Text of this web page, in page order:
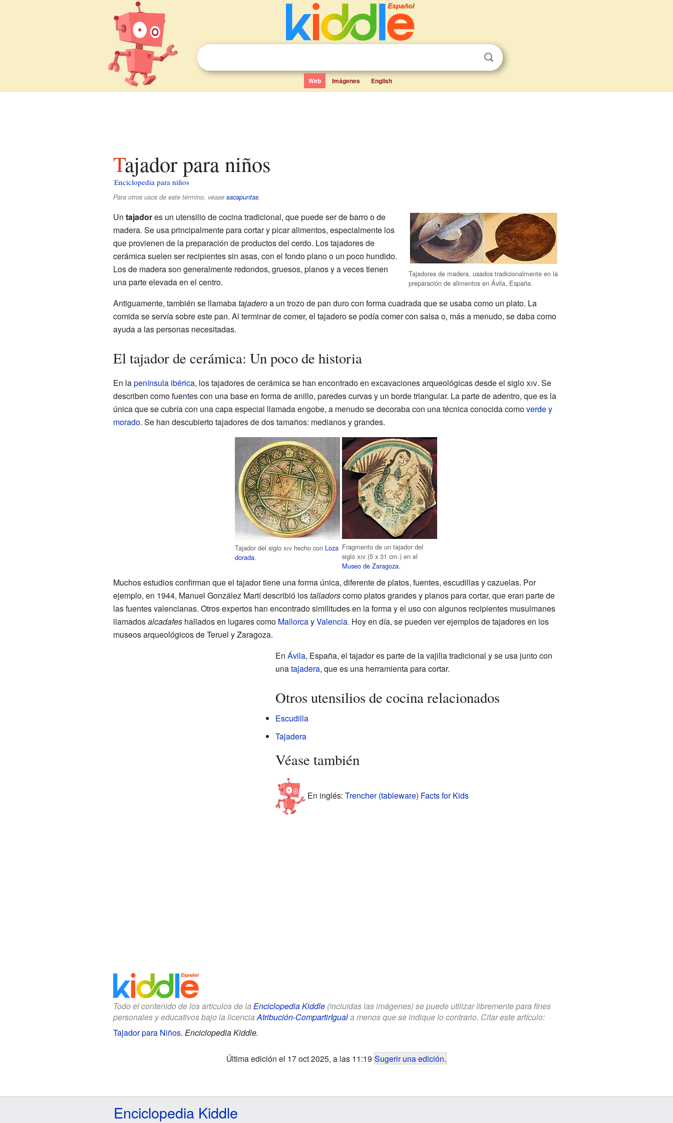
Web Imágenes English
Tajador para niños
Enciclopedia para niños
Para otros usos de este término, véase sacapuntas.
Tajadores de madera, usados tradicionalmente en la
preparación de alimentos en Ávila, España.
Un tajadores un utensilio de cocina tradicional, que puede ser de barro o de
madera. Se usa principalmente para cortar y picar alimentos, especialmente los
que provienen de la preparación de productos del cerdo. Los tajadores de
cerámica suelen ser recipientes sin asas, con el fondo plano o un poco hundido.
Los de madera son generalmente redondos, gruesos, planos y a veces tienen
una parte elevada en el centro.
Antiguamente, también se llamabatajaderoa un trozo de pan duro con forma cuadrada que se usaba como un plato. La
comida se servía sobre este pan. Al terminar de comer, el tajadero se podía comer con salsa o, más a menudo, se daba como
ayuda a las personas necesitadas.
El tajador de cerámica: Un poco de historia
En lapenínsula ibérica, los tajadores de cerámica se han encontrado en excavaciones arqueológicas desde el sigloxiv. Se
describen como fuentes con una base en forma de anillo, paredes curvas y un borde triangular. La parte de adentro, que es la
única que se cubría con una capa especial llamada engobe, a menudo se decoraba con una técnica conocida comoverde y
morado. Se han descubierto tajadores de dos tamaños: medianos y grandes.
Tajador del siglo xivhecho con Loza
dorada.
Fragmento de un tajador del
siglo xiv(5 x 31 cm.) en el
Museo de Zaragoza.
Muchos estudios confirman que el tajador tiene una forma única, diferente de platos, fuentes, escudillas y cazuelas. Por
ejemplo, en 1944, Manuel González Martí describió lostalladorscomo platos grandes y planos para cortar, que eran parte de
las fuentes valencianas. Otros expertos han encontrado similitudes en la forma y el uso con algunos recipientes musulmanes
llamadosalcadafeshallados en lugares como MallorcayValencia. Hoy en día, se pueden ver ejemplos de tajadores en los
museos arqueológicos de Teruel y Zaragoza.
En Ávila, España, el tajador es parte de la vajilla tradicional y se usa junto con
unatajadera, que es una herramienta para cortar.
Otros utensilios de cocina relacionados
Escudilla
Tajadera
Véase también
En inglés: Trencher (tableware) Facts for Kids
Todo el contenido de los artículos de la Enciclopedia Kiddle(incluidas las imágenes) se puede utilizar libremente para fines
personales y educativos bajo la licenciaAtribución-CompartirIguala menos que se indique lo contrario. Citar este artículo:
Tajador para Niños. Enciclopedia Kiddle.
Última edición el 17 oct 2025, a las 11:19 Sugerir una edición.
Enciclopedia Kiddle